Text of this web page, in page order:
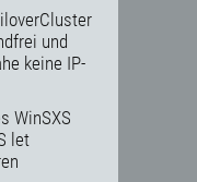
und
keine IP-
WinSXS
let